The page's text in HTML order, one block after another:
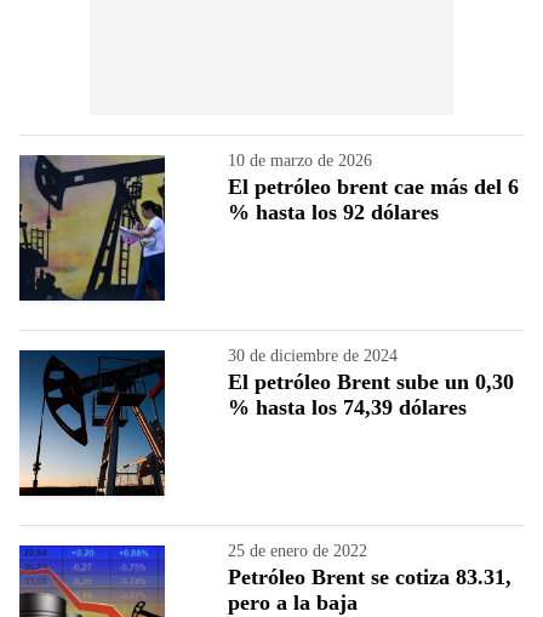
10 de marzo de 2026
El petróleo brent cae más del 6
% hasta los 92 dólares
30 de diciembre de 2024
El petróleo Brent sube un 0,30
% hasta los 74,39 dólares
25 de enero de 2022
Petróleo Brent se cotiza 83.31,
pero a la baja